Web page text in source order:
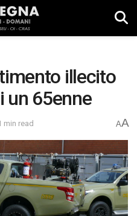
illecito
un 65enne
min read AA